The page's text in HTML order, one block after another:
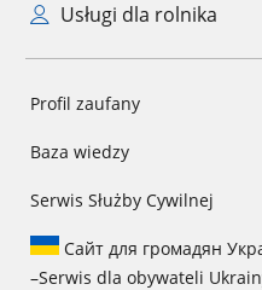
Usługi dla rolnika
Profil zaufany
Baza wiedzy
Serwis Służby Cywilnej
Сайт для громадян
–Serwis dla obywateli